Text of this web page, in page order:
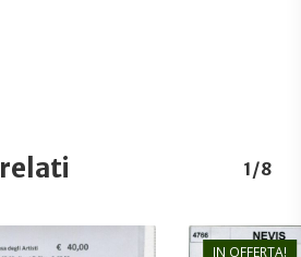
1/8
IN OFFERTA!